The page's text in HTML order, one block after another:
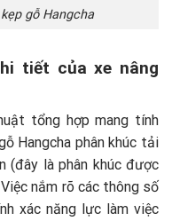
gỗ Hangcha
tiết của xe nâng
tổng hợp mang tính
Hangcha phân khúc tải
là phân khúc được
nắm rõ các thông số
xác năng lực làm việc